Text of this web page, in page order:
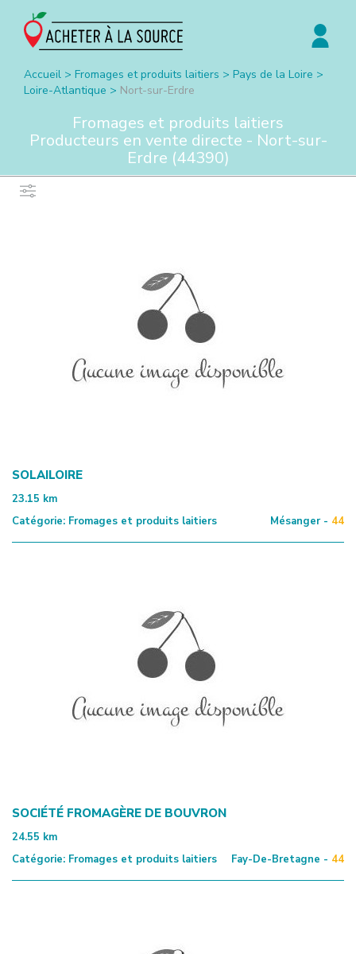
Accueil > Fromages et produits laitiers > Pays de la Loire >
Loire-Atlantique > Nort-sur-Erdre
Fromages et produits laitiers
Producteurs en vente directe - Nort-sur-
Erdre (44390)
SOLAILOIRE
23.15 km
Catégorie: Fromages et produits laitiers Mésanger - 44
SOCIÉTÉ FROMAGÈRE DE BOUVRON
24.55 km
Catégorie: Fromages et produits laitiers Fay-De-Bretagne - 44